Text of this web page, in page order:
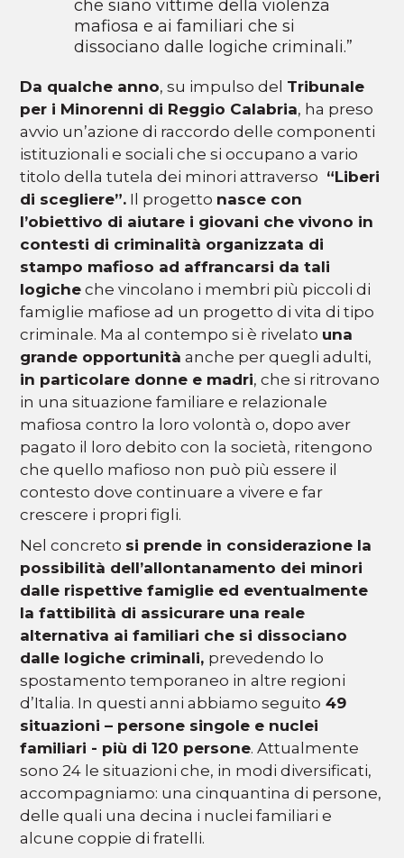
che siano vittime della violenza
mafiosa e ai familiari che si
dissociano dalle logiche criminali.”
Da qualche anno, su impulso del Tribunale
per i Minorenni di Reggio Calabria, ha preso
avvio un’azione di raccordo delle componenti
istituzionali e sociali che si occupano a vario
titolo della tutela dei minori attraverso “Liberi
di scegliere”. Il progetto nasce con
l’obiettivo di aiutare i giovani che vivono in
contesti di criminalità organizzata di
stampo mafioso ad affrancarsi da tali
logiche che vincolano i membri più piccoli di
famiglie mafiose ad un progetto di vita di tipo
criminale. Ma al contempo si è rivelato una
grande opportunità anche per quegli adulti,
in particolare donne e madri, che si ritrovano
in una situazione familiare e relazionale
mafiosa contro la loro volontà o, dopo aver
pagato il loro debito con la società, ritengono
che quello mafioso non può più essere il
contesto dove continuare a vivere e far
crescere i propri figli.
Nel concreto si prende in considerazione la
possibilità dell’allontanamento dei minori
dalle rispettive famiglie ed eventualmente
la fattibilità di assicurare una reale
alternativa ai familiari che si dissociano
dalle logiche criminali, prevedendo lo
spostamento temporaneo in altre regioni
d’Italia. In questi anni abbiamo seguito 49
situazioni – persone singole e nuclei
familiari - più di 120 persone. Attualmente
sono 24 le situazioni che, in modi diversificati,
accompagniamo: una cinquantina di persone,
delle quali una decina i nuclei familiari e
alcune coppie di fratelli.